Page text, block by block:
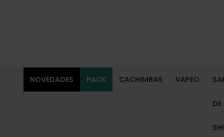
NOVEDADES PACK CACHIMBAS VAPEO
DE